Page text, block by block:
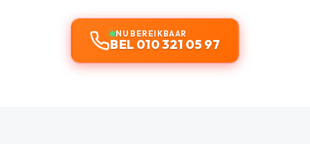
NU BEREIKBAAR
BEL 010 321 05 97